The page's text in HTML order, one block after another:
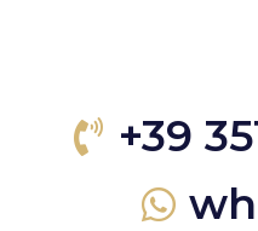
+39